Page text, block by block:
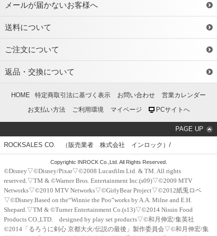
メールが届かないお客様へ
送料について
ご注文について
返品・交換について
HOME 特定商取引法に基づく表示 お問い合わせ
営業カレンダー
お支払い方法
ご利用環境 マイページ PCサイトへ
PAGE UP
ROCKSALES CO. （販売業者 株式会社 インロック）/
Copyrightc INROCK Co.,Ltd. All Rights Reserved.
©Disney▽©Disney/Pixar▽©2008 Lucasfilm Ltd. & TM. All rights
reserved.▽TM & ©Warner Bros. Entertainment Inc.(s09)▽©2009 MTV
Networks▽©2010 MTV Networks▽©GirlyBear Project▽©2012紙兎ロペ
▽©Disney.Based on the“Winnie the Poo”works by A.A. Milne and E.H.
Shepard.▽TM & ©Turner Entertainment Co.(s13)▽©2014 Nissin Food
Products CO.,LTD. designed by play set products▽©和月伸宏/集英社
©2014「るろうに剣心 京都大火/伝説の最後」製作委員会▽©和月伸宏/集